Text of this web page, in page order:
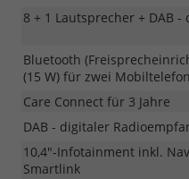
8 + 1 Lautsprecher + DAB
Bluetooth
(15 W) für zwei
Care Connect für 3 Jahre
DAB - digitaler
10,4"-Infotainment inkl.
Smartlink